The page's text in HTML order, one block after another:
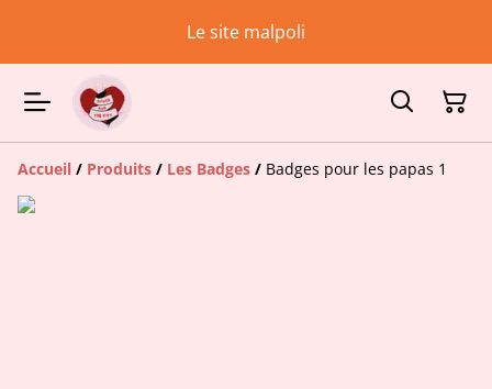
Le site malpoli
Accueil / Produits / Les Badges / Badges pour les papas 1